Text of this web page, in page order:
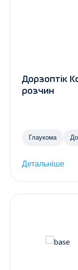
Дорзоптік
розчин
Глаукома
Детальніше